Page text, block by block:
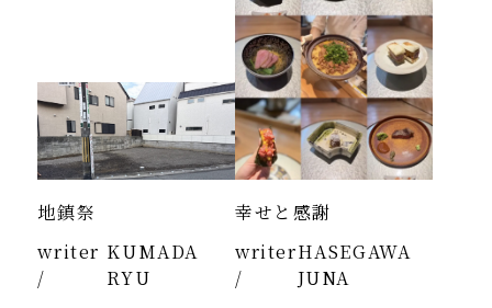
地鎮祭
writer
/
KUMADA
RYU
幸せと感謝
writer
/
HASEGAWA
JUNA